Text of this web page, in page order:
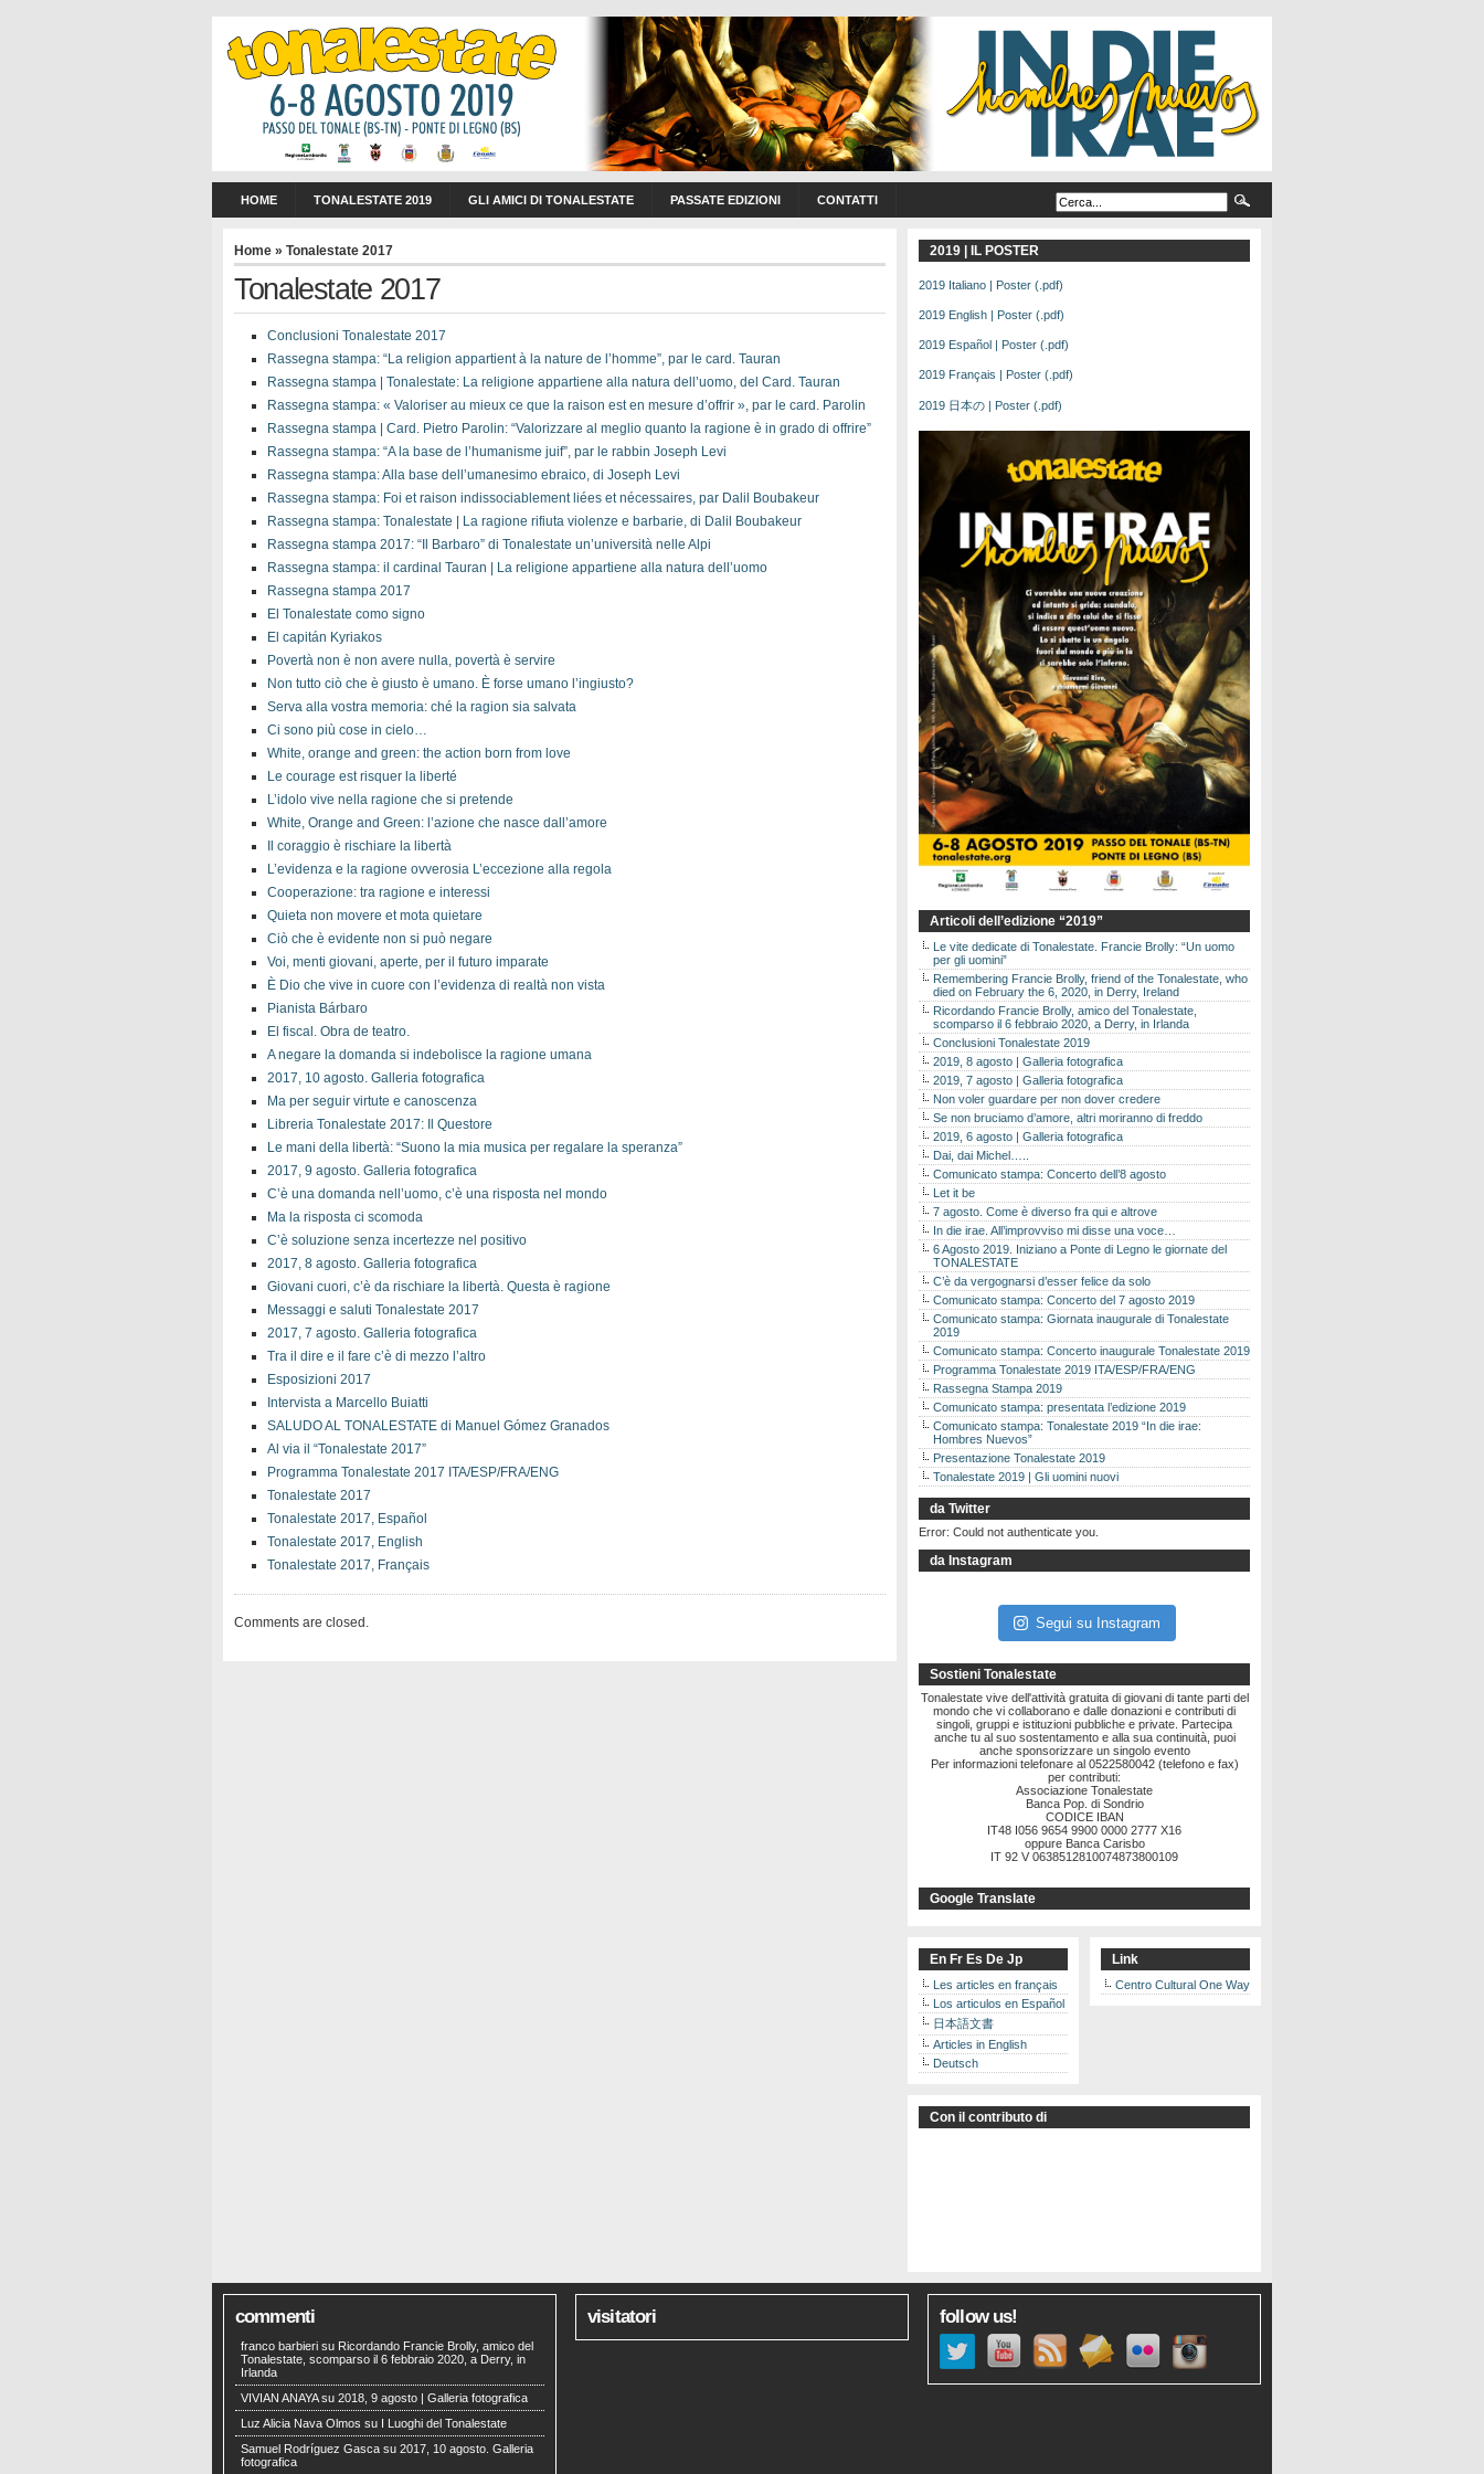
HOME TONALESTATE 2019 GLI AMICI DI TONALESTATE PASSATE EDIZIONI CONTATTI
Home » Tonalestate 2017
Tonalestate 2017
Conclusioni Tonalestate 2017
Rassegna stampa: “La religion appartient à la nature de l’homme”, par le card. Tauran
Rassegna stampa | Tonalestate: La religione appartiene alla natura dell’uomo, del Card. Tauran
Rassegna stampa: « Valoriser au mieux ce que la raison est en mesure d’offrir », par le card. Parolin
Rassegna stampa | Card. Pietro Parolin: “Valorizzare al meglio quanto la ragione è in grado di offrire”
Rassegna stampa: “A la base de l’humanisme juif”, par le rabbin Joseph Levi
Rassegna stampa: Alla base dell’umanesimo ebraico, di Joseph Levi
Rassegna stampa: Foi et raison indissociablement liées et nécessaires, par Dalil Boubakeur
Rassegna stampa: Tonalestate | La ragione rifiuta violenze e barbarie, di Dalil Boubakeur
Rassegna stampa 2017: “Il Barbaro” di Tonalestate un’università nelle Alpi
Rassegna stampa: il cardinal Tauran | La religione appartiene alla natura dell’uomo
Rassegna stampa 2017
El Tonalestate como signo
El capitán Kyriakos
Povertà non è non avere nulla, povertà è servire
Non tutto ciò che è giusto è umano. È forse umano l’ingiusto?
Serva alla vostra memoria: ché la ragion sia salvata
Ci sono più cose in cielo…
White, orange and green: the action born from love
Le courage est risquer la liberté
L’idolo vive nella ragione che si pretende
White, Orange and Green: l’azione che nasce dall’amore
Il coraggio è rischiare la libertà
L’evidenza e la ragione ovverosia L’eccezione alla regola
Cooperazione: tra ragione e interessi
Quieta non movere et mota quietare
Ciò che è evidente non si può negare
Voi, menti giovani, aperte, per il futuro imparate
È Dio che vive in cuore con l’evidenza di realtà non vista
Pianista Bárbaro
El fiscal. Obra de teatro.
A negare la domanda si indebolisce la ragione umana
2017, 10 agosto. Galleria fotografica
Ma per seguir virtute e canoscenza
Libreria Tonalestate 2017: Il Questore
Le mani della libertà: “Suono la mia musica per regalare la speranza”
2017, 9 agosto. Galleria fotografica
C’è una domanda nell’uomo, c’è una risposta nel mondo
Ma la risposta ci scomoda
C’è soluzione senza incertezze nel positivo
2017, 8 agosto. Galleria fotografica
Giovani cuori, c’è da rischiare la libertà. Questa è ragione
Messaggi e saluti Tonalestate 2017
2017, 7 agosto. Galleria fotografica
Tra il dire e il fare c’è di mezzo l’altro
Esposizioni 2017
Intervista a Marcello Buiatti
SALUDO AL TONALESTATE di Manuel Gómez Granados
Al via il “Tonalestate 2017”
Programma Tonalestate 2017 ITA/ESP/FRA/ENG
Tonalestate 2017
Tonalestate 2017, Español
Tonalestate 2017, English
Tonalestate 2017, Français
Comments are closed.
2019 | IL POSTER
2019 Italiano | Poster (.pdf)
2019 English | Poster (.pdf)
2019 Español | Poster (.pdf)
2019 Français | Poster (.pdf)
2019 日本の | Poster (.pdf)
Articoli dell’edizione “2019”
Le vite dedicate di Tonalestate. Francie Brolly: “Un uomo
per gli uomini”
Remembering Francie Brolly, friend of the Tonalestate, who
died on February the 6, 2020, in Derry, Ireland
Ricordando Francie Brolly, amico del Tonalestate,
scomparso il 6 febbraio 2020, a Derry, in Irlanda
Conclusioni Tonalestate 2019
2019, 8 agosto | Galleria fotografica
2019, 7 agosto | Galleria fotografica
Non voler guardare per non dover credere
Se non bruciamo d’amore, altri moriranno di freddo
2019, 6 agosto | Galleria fotografica
Dai, dai Michel…..
Comunicato stampa: Concerto dell’8 agosto
Let it be
7 agosto. Come è diverso fra qui e altrove
In die irae. All’improvviso mi disse una voce…
6 Agosto 2019. Iniziano a Ponte di Legno le giornate del
TONALESTATE
C’è da vergognarsi d’esser felice da solo
Comunicato stampa: Concerto del 7 agosto 2019
Comunicato stampa: Giornata inaugurale di Tonalestate
2019
Comunicato stampa: Concerto inaugurale Tonalestate 2019
Programma Tonalestate 2019 ITA/ESP/FRA/ENG
Rassegna Stampa 2019
Comunicato stampa: presentata l’edizione 2019
Comunicato stampa: Tonalestate 2019 “In die irae:
Hombres Nuevos”
Presentazione Tonalestate 2019
Tonalestate 2019 | Gli uomini nuovi
da Twitter
Error: Could not authenticate you.
da Instagram
Segui su Instagram
Sostieni Tonalestate
Tonalestate vive dell'attività gratuita di giovani di tante parti del
mondo che vi collaborano e dalle donazioni e contributi di
singoli, gruppi e istituzioni pubbliche e private. Partecipa
anche tu al suo sostentamento e alla sua continuità, puoi
anche sponsorizzare un singolo evento
Per informazioni telefonare al 0522580042 (telefono e fax)
per contributi:
Associazione Tonalestate
Banca Pop. di Sondrio
CODICE IBAN
IT48 I056 9654 9900 0000 2777 X16
oppure Banca Carisbo
IT 92 V 0638512810074873800109
Google Translate
En Fr Es De Jp
Les articles en français
Los articulos en Español
日本語文書
Articles in English
Deutsch
Link
Centro Cultural One Way
Con il contributo di
commenti
franco barbieri su Ricordando Francie Brolly, amico del
Tonalestate, scomparso il 6 febbraio 2020, a Derry, in
Irlanda
VIVIAN ANAYAsu 2018, 9 agosto | Galleria fotografica
Luz Alicia Nava Olmos su
I Luoghi del Tonalestate
Samuel Rodríguez Gasca su 2017, 10 agosto. Galleria
fotografica
visitatori follow us!